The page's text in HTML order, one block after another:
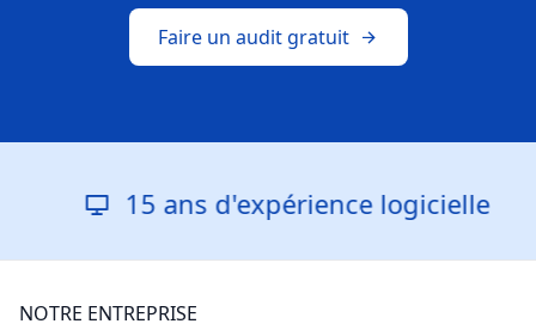
Faire un audit gratuit
15 ans d'expérience logicielle
NOTRE ENTREPRISE